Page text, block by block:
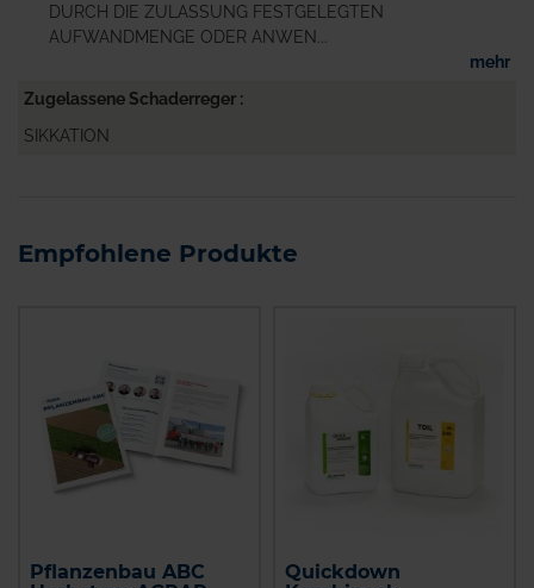
DURCH DIE ZULASSUNG FESTGELEGTEN
AUFWANDMENGE ODER ANWEN...
mehr
Zugelassene Schaderreger
SIKKATION
Empfohlene Produkte
Pflanzenbau ABC
Quickdown